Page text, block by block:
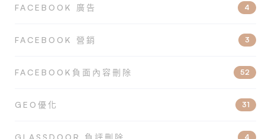
FACEBOOK 廣告 4
FACEBOOK 營銷 3
FACEBOOK負面內容刪除 52
GEO優化 31
GLASSDOOR 負評刪除 4